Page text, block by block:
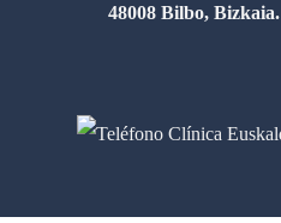
48008 Bilbo, Bizkaia.